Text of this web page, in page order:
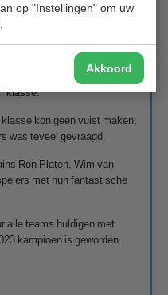
op "Instellingen" om uw
Akkoord
kampioen en spelen
de tegenstanders
jaar maar weer
klasse.
klasse kon geen vuist maken;
was teveel gevraagd.
Ron Platen, Wim van
met hun fantastische
alle teams huldigen met
kampioen is geworden.